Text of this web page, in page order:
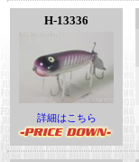
H-13336
詳細はこちら